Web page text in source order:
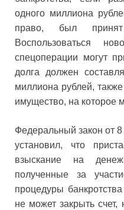
одного миллиона
право, был
Воспользоваться
спецоперации могут
долга должен
миллиона рублей,
имущество, на которое
Федеральный закон от
установил, что
взыскание на
полученные за
процедуры
не может закрыть счет,